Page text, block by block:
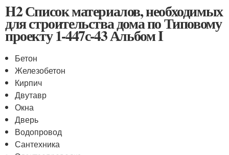
H2 Список материалов, необходимых
для строительства дома по Типовому
проекту 1-447с-43 Альбом I
Бетон
Железобетон
Кирпич
Двутавр
Окна
Дверь
Водопровод
Сантехника